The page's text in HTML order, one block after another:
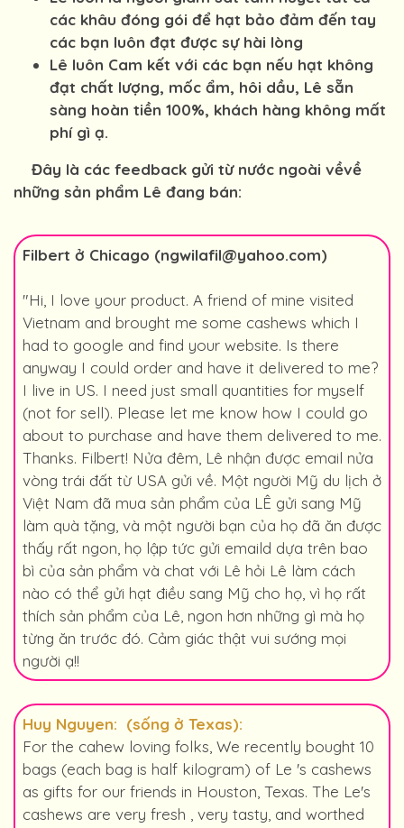
các khâu đóng gói để hạt bảo đảm đến tay
các bạn luôn đạt được sự hài lòng
Lê luôn Cam kết với các bạn nếu hạt không
đạt chất lượng, mốc ẩm, hôi dầu, Lê sẵn
sàng hoàn tiền 100%, khách hàng không mất
phí gì ạ.
Đây là các feedback gửi từ nước ngoài vềvề
những sản phẩm Lê đang bán:
Filbert ở Chicago (ngwilafil@yahoo.com)
"Hi, I love your product. A friend of mine visited
Vietnam and brought me some cashews which I
had to google and find your website. Is there
anyway I could order and have it delivered to me?
I live in US. I need just small quantities for myself
(not for sell). Please let me know how I could go
about to purchase and have them delivered to me.
Thanks. Filbert! Nửa đêm, Lê nhận được email nửa
vòng trái đất từ USA gửi về. Một người Mỹ du lịch ở
Việt Nam đã mua sản phẩm của LÊ gửi sang Mỹ
làm quà tặng, và một người bạn của họ đã ăn được
thấy rất ngon, họ lập tức gửi emaild dựa trên bao
bì của sản phẩm và chat với Lê hỏi Lê làm cách
nào có thể gửi hạt điều sang Mỹ cho họ, vì họ rất
thích sản phẩm của Lê, ngon hơn những gì mà họ
từng ăn trước đó. Cảm giác thật vui sướng mọi
người ạ!!
Huy Nguyen: (sống ở Texas):
For the cahew loving folks, We recently bought 10
bags (each bag is half kilogram) of Le 's cashews
as gifts for our friends in Houston, Texas. The Le's
cashews are very fresh , very tasty, and worthed